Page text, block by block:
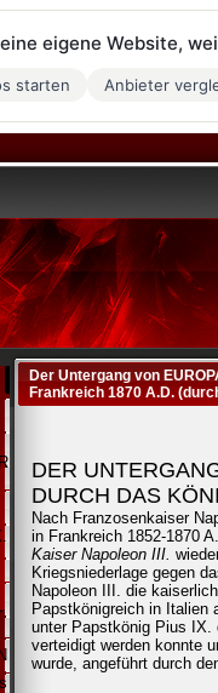
Der Untergang von
Frankreich 1870 A.D.
DER
DURCH DAS
Nach Franzosenkaiser
in Frankreich 1852-1870
Kaiser Napoleon III.
Kriegsniederlage gegen
Napoleon III. die
Papstkönigreich in Italien
unter Papstkönig Pius IX.
verteidigt werden konnte
wurde, angeführt durch
eigene Website,
starten Anbieter